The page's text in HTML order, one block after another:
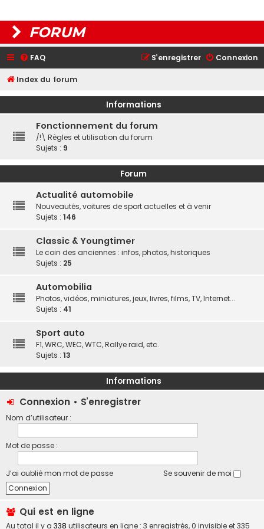
FORUM
FAQ Connexion
S’enregistrer
Index du forum
Informations
Fonctionnement du forum
/!\ Règles et utilisation du forum
Sujets : 9
Forum
Actualité automobile
Nouveautés, voitures de sport actuelles et à venir
Sujets : 146
Classic & Youngtimer
Le coin des anciennes : infos, photos, historiques
Sujets : 25
Automobilia
Photos, vidéos, miniatures, jeux, livres, films, TV, Internet...
Sujets : 41
Sport auto
F1, WRC, WEC, WTC, Rallye raid, etc.
Sujets : 13
Informations
Connexion • S’enregistrer
Nom d’utilisateur :
Mot de passe :
J’ai oublié mon mot de passe Se souvenir de moi
Qui est en ligne
Au total il y a 338 utilisateurs en ligne : 3 enregistrés, 0 invisible et 335